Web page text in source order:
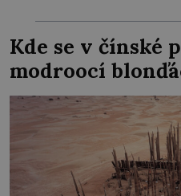
Zraněná žena pár dní
nebývale krutý. Jeho
dlouho po jeho smrti
Kde se v čínské
modroocí